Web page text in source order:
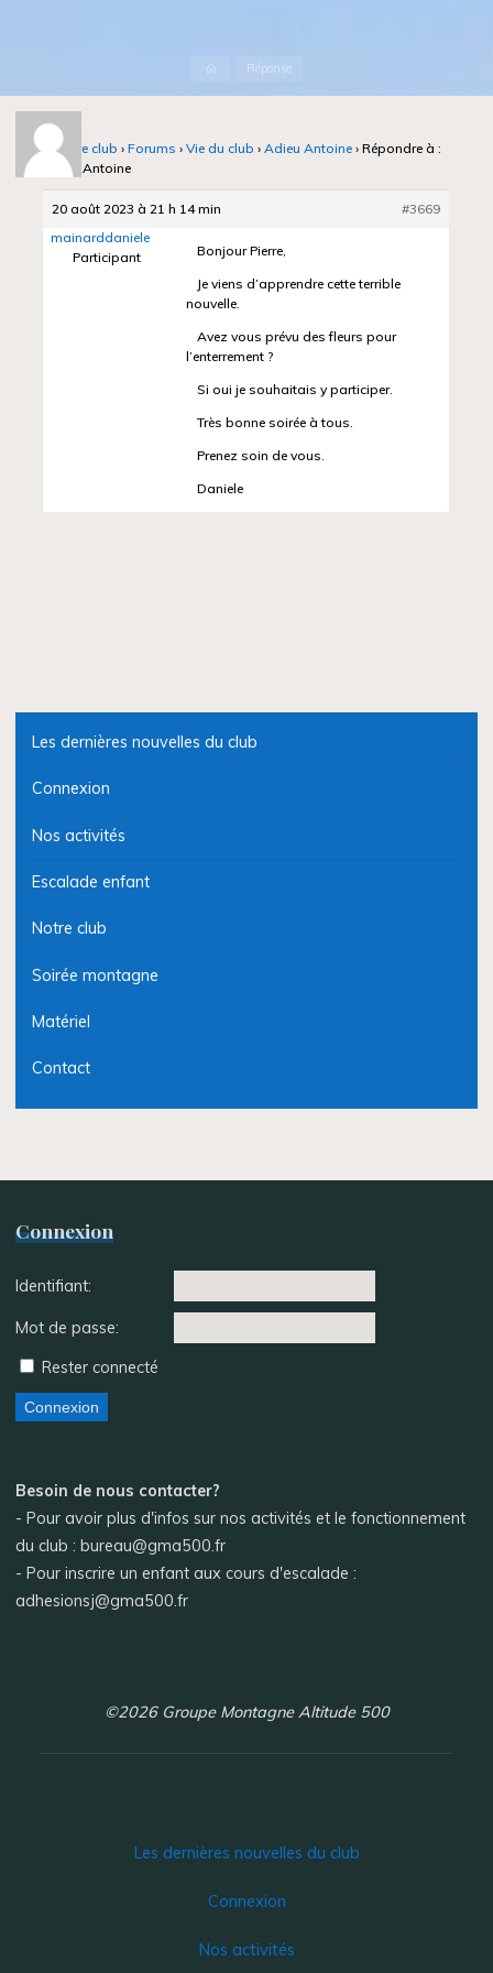
AccueilRéponse
Notre club › Forums › Vie du club › Adieu Antoine › Répondre à :
Adieu Antoine
20 août 2023 à 21 h 14 min
#3669
mainarddaniele
Participant
Bonjour Pierre,
Je viens d’apprendre cette terrible
nouvelle.
Avez vous prévu des fleurs pour
l’enterrement ?
Si oui je souhaitais y participer.
Très bonne soirée à tous.
Prenez soin de vous.
Daniele
Les dernières nouvelles du club
Connexion
Nos activités
Escalade enfant
Notre club
Soirée montagne
Matériel
Contact
Connexion
Identifiant:
Mot de passe:
Rester connecté
Connexion
Besoin de nous contacter?
- Pour avoir plus d'infos sur nos activités et le fonctionnement
du club : bureau@gma500.fr
- Pour inscrire un enfant aux cours d'escalade :
adhesionsj@gma500.fr
©2026 Groupe Montagne Altitude 500
Les dernières nouvelles du club
Connexion
Nos activités